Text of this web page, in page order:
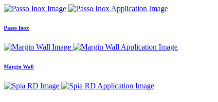
Passo Inox
Margin Wall